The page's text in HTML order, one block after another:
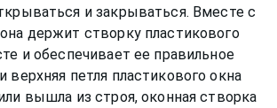
и закрываться. Вместе с
держит створку пластикового
и обеспечивает ее правильное
верхняя петля пластикового окна
вышла из строя, оконная створка